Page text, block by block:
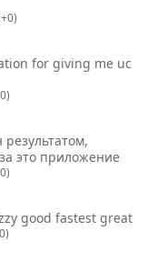
for giving me uc
это приложение
good fastest great